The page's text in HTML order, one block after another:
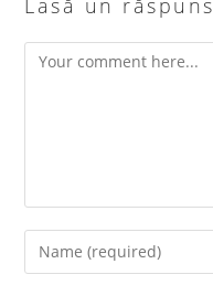
Comment
Enter
your